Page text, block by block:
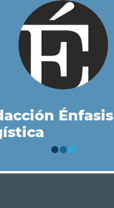
Énfasis